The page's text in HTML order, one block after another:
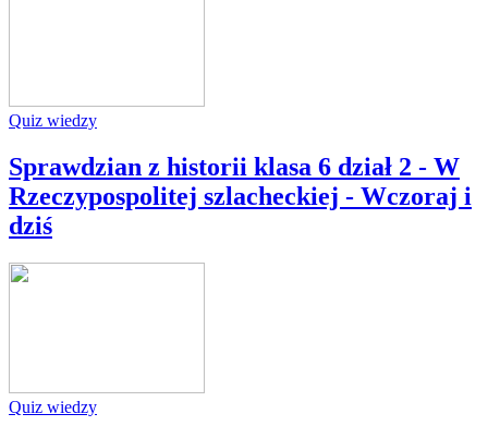
Quiz wiedzy
Sprawdzian z historii klasa 6 dział 2 - W
Rzeczypospolitej szlacheckiej - Wczoraj i
dziś
Quiz wiedzy